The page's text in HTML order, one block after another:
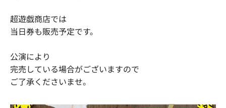
超遊戯商店では
当日券も販売予定です。
公演により
完売している場合がございますので
ご了承くださいませ。